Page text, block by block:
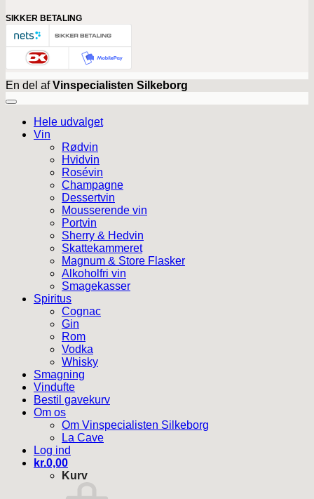
SIKKER BETALING
En del afVinspecialisten Silkeborg
Hele udvalget
Vin
Rødvin
Hvidvin
Rosévin
Champagne
Dessertvin
Mousserende vin
Portvin
Sherry & Hedvin
Skattekammeret
Magnum & Store Flasker
Alkoholfri vin
Smagekasser
Spiritus
Cognac
Gin
Rom
Vodka
Whisky
Smagning
Vindufte
Bestil gavekurv
Om os
Om Vinspecialisten Silkeborg
La Cave
Log ind
kr.0,00
Kurv